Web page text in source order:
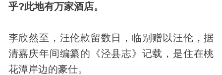
乎?此地有万家酒店。
李欣然至，汪伦款留数日，临别赠以汪伦，据
清嘉庆年间编纂的《泾县志》记载，是住在桃
花潭岸边的豪仕。